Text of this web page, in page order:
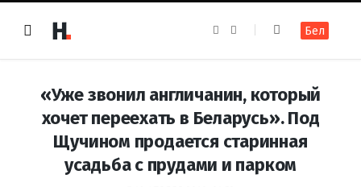
e
o
k
t
r
a
m
Бел
«Уже звонил англичанин, который
хочет переехать в Беларусь». Под
Щучином продается старинная
усадьба с прудами и парком